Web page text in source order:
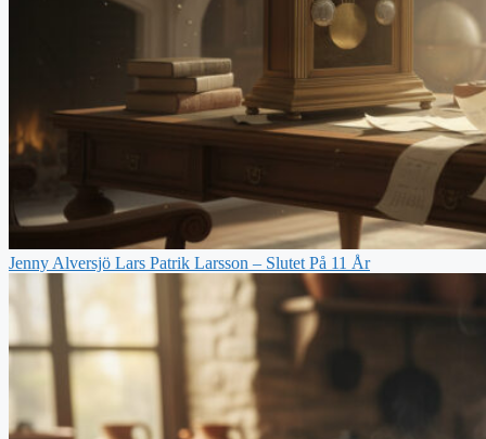
Jenny Alversjö Lars Patrik Larsson – Slutet På 11 År